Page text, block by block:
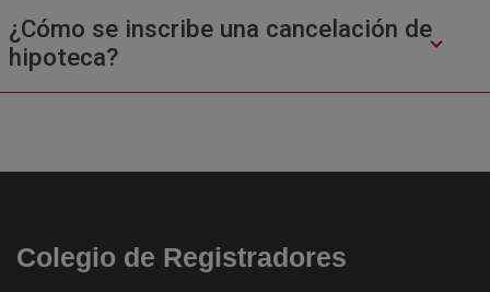
¿Cómo se inscribe una cancelación de
hipoteca?
Colegio de Registradores